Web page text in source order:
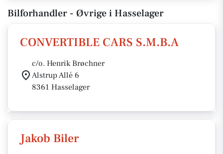
Bilforhandler - Øvrige i Hasselager
CONVERTIBLE CARS S.M.B.A
c/o. Henrik Brøchner
Alstrup Allé 6
8361 Hasselager
Jakob Biler